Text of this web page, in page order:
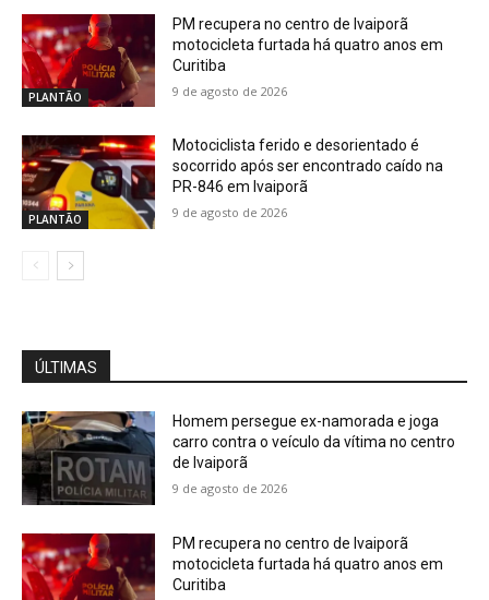
PLANTÃO
PM recupera no centro de Ivaiporã
motocicleta furtada há quatro anos em
Curitiba
9 de agosto de 2026
PLANTÃO
Motociclista ferido e desorientado é
socorrido após ser encontrado caído na
PR-846 em Ivaiporã
9 de agosto de 2026
ÚLTIMAS
Homem persegue ex-namorada e joga
carro contra o veículo da vítima no centro
de Ivaiporã
9 de agosto de 2026
PM recupera no centro de Ivaiporã
motocicleta furtada há quatro anos em
Curitiba